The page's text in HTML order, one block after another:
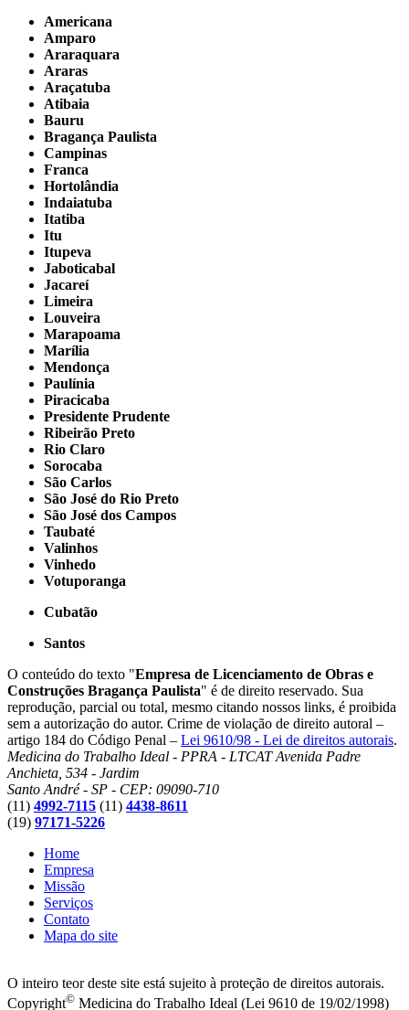
Americana
Amparo
Araraquara
Araras
Araçatuba
Atibaia
Bauru
Bragança Paulista
Campinas
Franca
Hortolândia
Indaiatuba
Itatiba
Itu
Itupeva
Jaboticabal
Jacareí
Limeira
Louveira
Marapoama
Marília
Mendonça
Paulínia
Piracicaba
Presidente Prudente
Ribeirão Preto
Rio Claro
Sorocaba
São Carlos
São José do Rio Preto
São José dos Campos
Taubaté
Valinhos
Vinhedo
Votuporanga
Cubatão
Santos
O conteúdo do texto "Empresa de Licenciamento de Obras e
Construções Bragança Paulista" é de direito reservado. Sua
reprodução, parcial ou total, mesmo citando nossos links, é proibida
sem a autorização do autor. Crime de violação de direito autoral –
artigo 184 do Código Penal – Lei 9610/98 - Lei de direitos autorais.
Medicina do Trabalho Ideal - PPRA - LTCATAvenida Padre
Anchieta, 534 - Jardim
Santo André - SP - CEP: 09090-710
(11) 4992-7115 (11) 4438-8611
(19) 97171-5226
Home
Empresa
Missão
Serviços
Contato
Mapa do site
O inteiro teor deste site está sujeito à proteção de direitos autorais.
Copyright© Medicina do Trabalho Ideal (Lei 9610 de 19/02/1998)